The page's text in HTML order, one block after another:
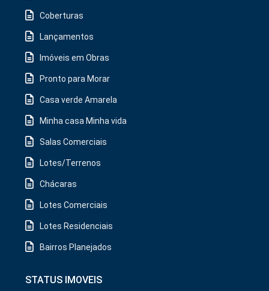
Coberturas
Lançamentos
Imóveis em Obras
Pronto para Morar
Casa verde Amarela
Minha casa Minha vida
Salas Comerciais
Lotes/Terrenos
Chácaras
Lotes Comerciais
Lotes Residenciais
Bairros Planejados
STATUS IMOVEIS